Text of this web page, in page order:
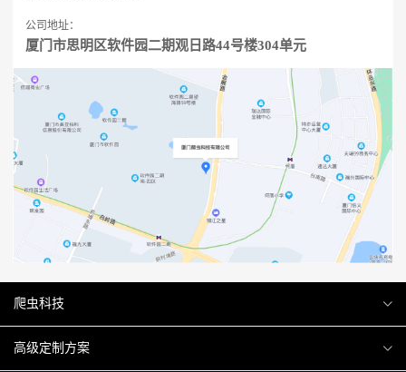
公司地址：
厦门市思明区软件园二期观日路44号楼304单元
爬虫科技
爬虫案例
高级定制方案